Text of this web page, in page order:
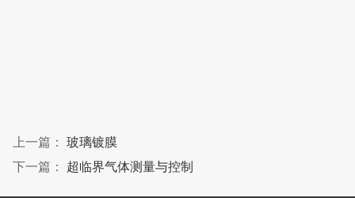
上一篇： 玻璃镀膜
下一篇： 超临界气体测量与控制